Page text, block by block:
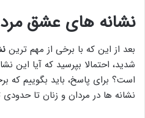
نشانه های عشق
بعد از این که با برخی از مهم ترین
شدید، احتمالا بپرسید که آیا این
است؟ برای پاسخ، باید بگوییم که
نشانه ها در مردان و زنان تا